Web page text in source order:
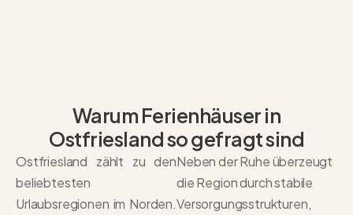
Warum Ferienhäuser in
Ostfriesland so gefragt sind
Ostfriesland zählt zu den
beliebtesten
Urlaubsregionen im Norden.
Neben der Ruhe überzeugt
die Region durch stabile
Versorgungsstrukturen,